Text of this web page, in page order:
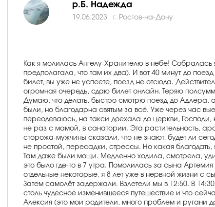
р.Б. Надежда
19.06.2023 г. Ростов-на-Дону
Как я молилась Ангелу-Хранителю в небе! Собралась
предполагала, что там их два). И вот 40 минут до
билет, вы уже не успеете, поезд не отсюда.
огромная очередь, сдаю билет онлайн. Теряю
Думаю, что делать, быстро смотрю поезд до Адлера, а
были, но благодарна святым за всё. Уже через час
переодеваюсь, на такси доехала до церкви, Господи,
не раз с мамой, в санатории. Эта растительность,
сторожа-мужчины сказали, что не знают, будет ли
не простой, пересадки, стрессы. Но какая
Там даже были мощи. Медленно ходила, смотрела,
это было где-то в 7 утра. Помолилась за сына Артемия
отдельные некоторые, я 8 лет уже в нервной жизни с
Затем самолёт задержали. Взлетели мы в 12:50. В
столь чудесное изменившееся путешествие и что
Алексия (это мои родители, много проблем и ругани